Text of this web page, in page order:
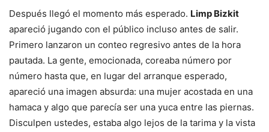
Después llegó el momento más esperado. Limp Bizkit
apareció jugando con el público incluso antes de salir.
Primero lanzaron un conteo regresivo antes de la hora
pautada. La gente, emocionada, coreaba número por
número hasta que, en lugar del arranque esperado,
apareció una imagen absurda: una mujer acostada en una
hamaca y algo que parecía ser una yuca entre las piernas.
Disculpen ustedes, estaba algo lejos de la tarima y la vista